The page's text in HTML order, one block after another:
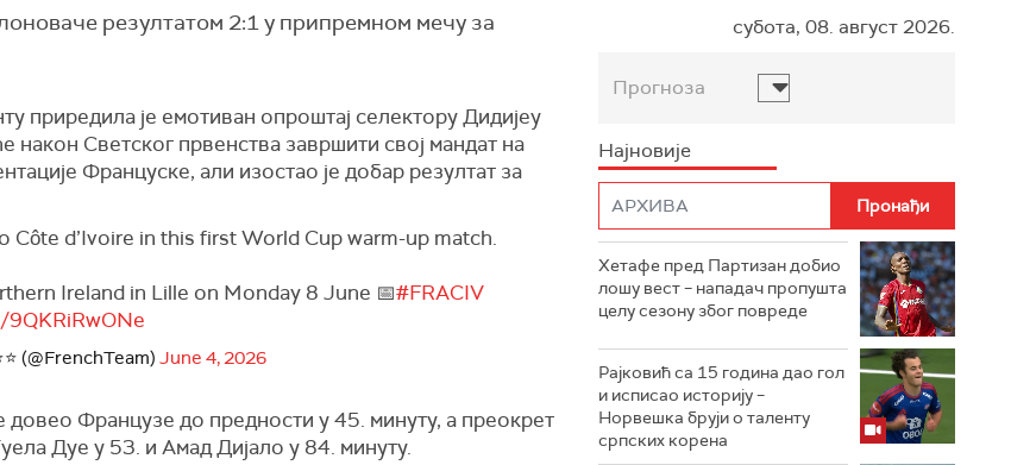
резултатом 2:1 у припремном мечу за
приредила је емотиван опроштај селектору Дидијеу
након Светског првенства завршити свој мандат на
Француске, али изостао је добар резултат за
Côte d’Ivoire in this first World Cup warm-up match.
Ireland in Lille on Monday 8 June 📅#FRACIV
(@FrenchTeam)June 4, 2026
довео Французе до предности у 45. минуту, а преокрет
Дуе у 53. и Амад Дијало у 84. минуту.
субота, 08. август 2026.
Прогноза
Најновије
Хетафе пред Партизан добио
лошу вест – нападач пропушта
целу сезону због повреде
Рајковић са 15 година дао гол
и исписао историју –
Норвешка бруји о таленту
српских корена